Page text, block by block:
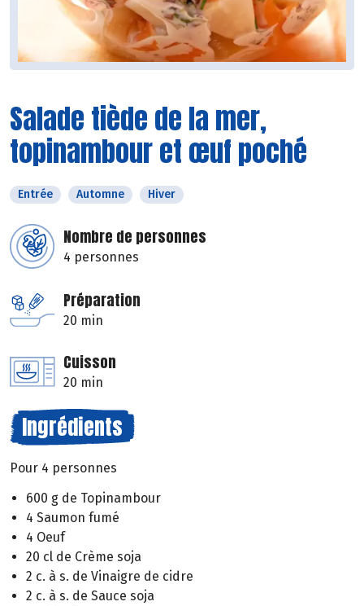
Salade tiède de la mer,
topinambour et œuf poché
Entrée Automne Hiver
Nombre de personnes
4 personnes
Préparation
20 min
Cuisson
20 min
Ingrédients
Pour 4 personnes
600 g de Topinambour
4 Saumon fumé
4 Oeuf
20 cl de Crème soja
2 c. à s. de Vinaigre de cidre
2 c. à s. de Sauce soja